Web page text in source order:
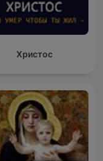
Христос